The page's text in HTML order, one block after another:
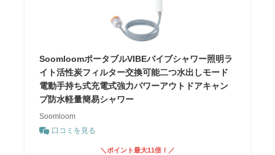
SoomloomポータブルVIBEバイブシャワー照明ラ
イト活性炭フィルター交換可能二つ水出しモード
電動手持ち式充電式強力パワーアウトドアキャン
プ防水軽量簡易シャワー
Soomloom
口コミを見る
＼ポイント最大11倍！／